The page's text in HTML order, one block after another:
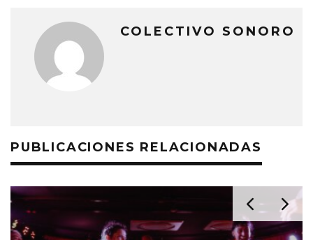
COLECTIVO SONORO
PUBLICACIONES RELACIONADAS